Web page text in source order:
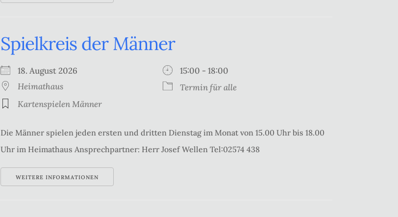
Spielkreis der Männer
18. August 2026
15:00 - 18:00
Heimathaus
Termin für alle
Kartenspielen Männer
Die Männer spielen jeden ersten und dritten Dienstag im Monat von 15.00 Uhr bis 18.00
Uhr im Heimathaus Ansprechpartner: Herr Josef Wellen Tel:02574 438
WEITERE INFORMATIONEN